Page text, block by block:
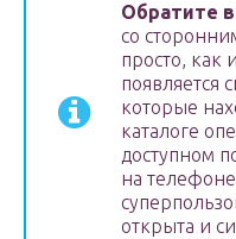
Обратите
со
просто, как
появляется
которые
каталоге
доступном
на телефоне
открыта и